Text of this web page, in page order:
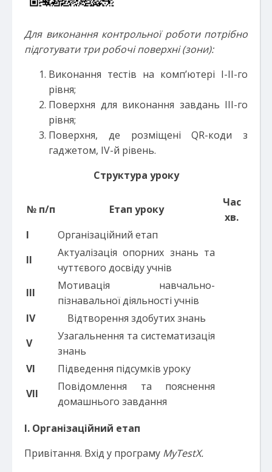
Для виконання контрольної роботи потрібно
підготувати три робочі поверхні (зони):
Виконання тестів на комп’ютері І-ІІ-го
рівня;
Поверхня для виконання завдань ІІІ-го
рівня;
Поверхня, де розміщені QR-коди з
гаджетом, ІV-й рівень.
Структура уроку
№ п/п Етап уроку
Час
хв.
І
Організаційний етап
ІІ
Актуалізація опорних знань та
чуттєвого досвіду учнів
ІІІ
Мотивація навчально-
пізнавальної діяльності учнів
ІV
Відтворення здобутих знань
V
Узагальнення та систематизація
знань
VI
Підведення підсумків уроку
VIІ
Повідомлення та пояснення
домашнього завдання
І. Організаційний етап
Привітання. Вхід у програму MyTestX.